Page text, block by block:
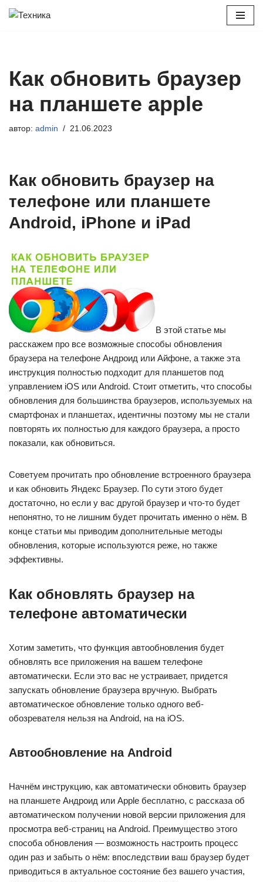
Как обновить браузер
на планшете apple
автор: admin 21.06.2023
Как обновить браузер на
телефоне или планшете
Android, iPhone и iPad
В этой статье мы
расскажем про все возможные способы обновления
браузера на телефоне Андроид или Айфоне, а также эта
инструкция полностью подходит для планшетов под
управлением iOS или Android. Стоит отметить, что способы
обновления для большинства браузеров, используемых на
смартфонах и планшетах, идентичны поэтому мы не стали
повторять их полностью для каждого браузера, а просто
показали, как обновиться.
Советуем прочитать про обновление встроенного браузера
и как обновить Яндекс Браузер. По сути этого будет
достаточно, но если у вас другой браузер и что-то будет
непонятно, то не лишним будет прочитать именно о нём. В
конце статьи мы приводим дополнительные методы
обновления, которые используются реже, но также
эффективны.
Как обновлять браузер на
телефоне автоматически
Хотим заметить, что функция автообновления будет
обновлять все приложения на вашем телефоне
автоматически. Если это вас не устраивает, придется
запускать обновление браузера вручную. Выбрать
автоматическое обновление только одного веб-
обозревателя нельзя на Android, на на iOS.
Автообновление на Android
Начнём инструкцию, как автоматически обновить браузер
на планшете Андроид или Apple бесплатно, с рассказа об
автоматическом получении новой версии приложения для
просмотра веб-страниц на Android. Преимущество этого
способа обновления — возможность настроить процесс
один раз и забыть о нём: впоследствии ваш браузер будет
приводиться в актуальное состояние без вашего участия,